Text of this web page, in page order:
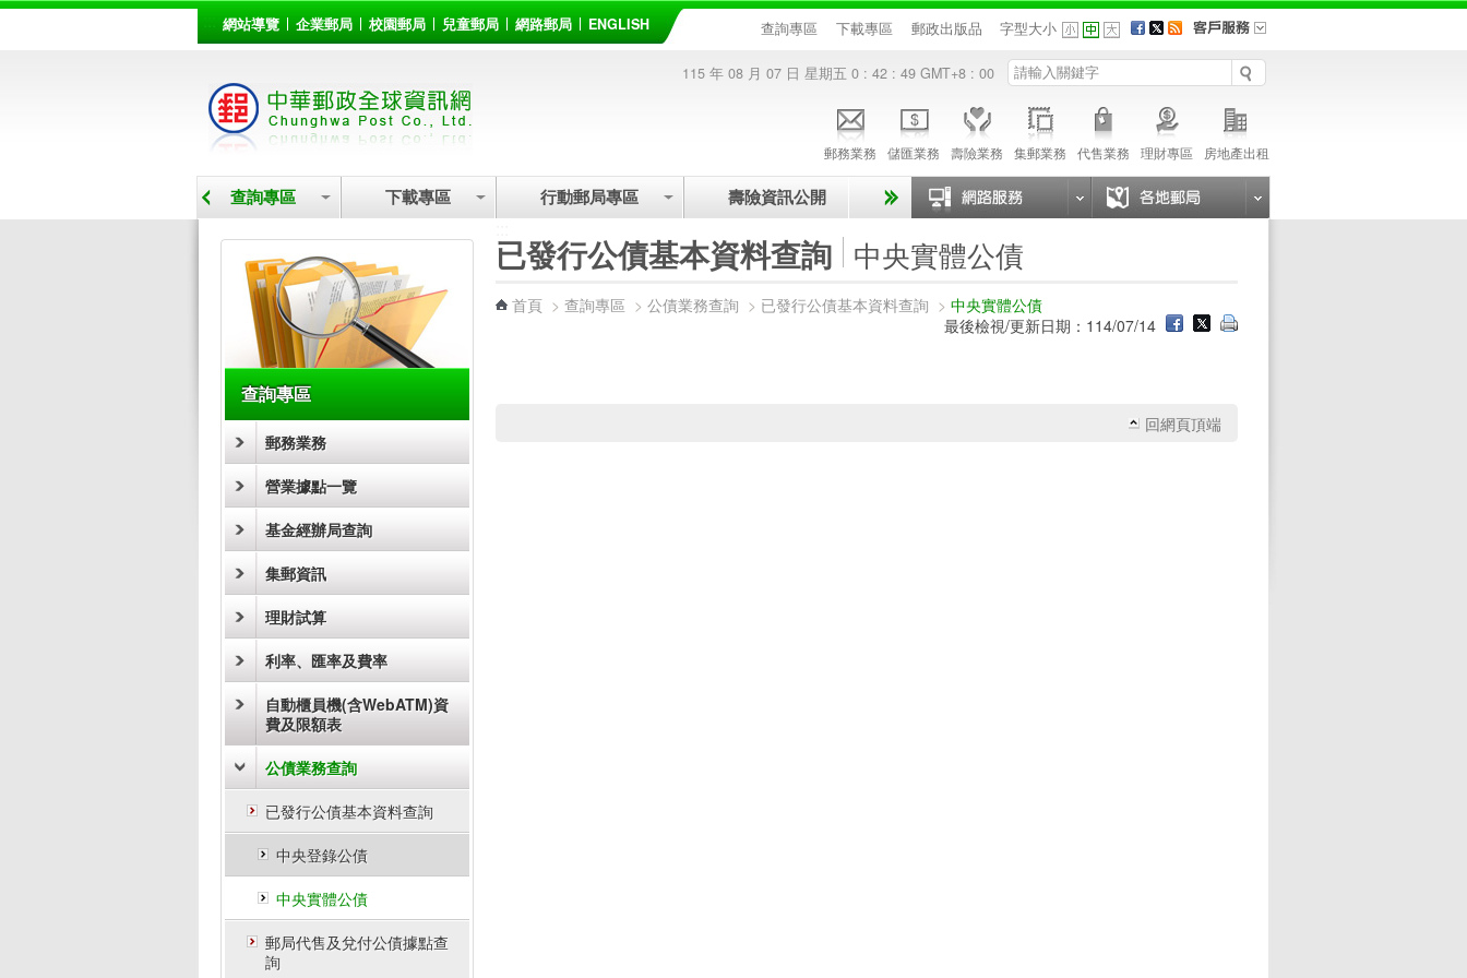
::: 網站導覽 企業郵局 校園郵局 兒童郵局 網路郵局 ENGLISH 查詢專區 下載專區 郵政出版品 字型大小
115 年 08 月 07 日 星期五 0 : 42 : 49 GMT+8 : 00
郵務業務 儲匯業務 壽險業務 集郵業務 代售業務 理財專區 房地產出租
查詢專區 下載專區 行動郵局專區 壽險資訊公開
查詢專區
郵務業務
營業據點一覽
基金經辦局查詢
集郵資訊
理財試算
利率、匯率及費率
自動櫃員機(含WebATM)資
費及限額表
公債業務查詢
已發行公債基本資料查詢
中央登錄公債
中央實體公債
郵局代售及兌付公債據點查
詢
已發行公債基本資料查詢 中央實體公債
首頁 > 查詢專區 > 公債業務查詢 > 已發行公債基本資料查詢 > 中央實體公債
最後檢視/更新日期：114/07/14
回網頁頂端